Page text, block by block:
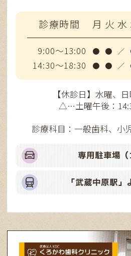
診療時間 月 火 水
9:00～13:00 ● ● ／
14:30～18:30 ● ● ／
【休診日】水曜、
△…土曜午後：
診療科目：一般歯科、小
専用駐車場（
「武蔵中原駅